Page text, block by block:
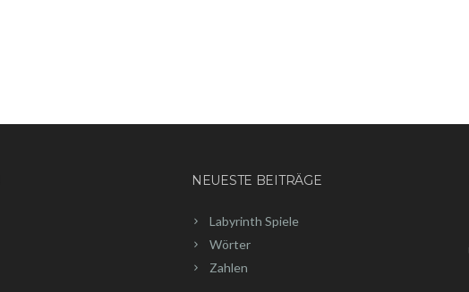
NEUESTE BEITRÄGE
Labyrinth Spiele
Wörter
Zahlen